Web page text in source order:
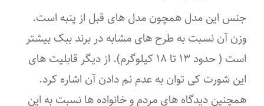
جنس این مدل همچون مدل های قبل از پنبه است.
وزن آن نسبت به طرح های مشابه در برند ببک بیشتر
است ( حدود ١٣ تا ١٨ کیلوگرم). از دیگر قابلیت های
این شورت کی توان به عدم نم دادن آن اشاره کرد.
همچنین دیدگاه های مردم و خانواده ها نسبت به این